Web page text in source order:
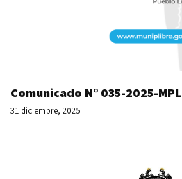
Comunicado N° 035-2025-MPL
31 diciembre, 2025